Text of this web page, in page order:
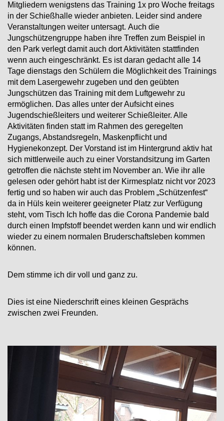
Mitgliedern wenigstens das Training 1x pro Woche freitags
in der Schießhalle wieder anbieten. Leider sind andere
Veranstaltungen weiter untersagt. Auch die
Jungschützengruppe haben ihre Treffen zum Beispiel in
den Park verlegt damit auch dort Aktivitäten stattfinden
wenn auch eingeschränkt. Es ist daran gedacht alle 14
Tage dienstags den Schülern die Möglichkeit des Trainings
mit dem Lasergewehr zugeben und den geübten
Jungschützen das Training mit dem Luftgewehr zu
ermöglichen. Das alles unter der Aufsicht eines
Jugendschießleiters und weiterer Schießleiter. Alle
Aktivitäten finden statt im Rahmen des geregelten
Zugangs, Abstandsregeln, Maskenpflicht und
Hygienekonzept. Der Vorstand ist im Hintergrund aktiv hat
sich mittlerweile auch zu einer Vorstandsitzung im Garten
getroffen die nächste steht im November an. Wie ihr alle
gelesen oder gehört habt ist der Kirmesplatz nicht vor 2023
fertig und so haben wir auch das Problem „Schützenfest“
da in Hüls kein weiterer geeigneter Platz zur Verfügung
steht, vom Tisch Ich hoffe das die Corona Pandemie bald
durch einen Impfstoff beendet werden kann und wir endlich
wieder zu einem normalen Bruderschaftsleben kommen
können.
Dem stimme ich dir voll und ganz zu.
Dies ist eine Niederschrift eines kleinen Gesprächs
zwischen zwei Freunden.